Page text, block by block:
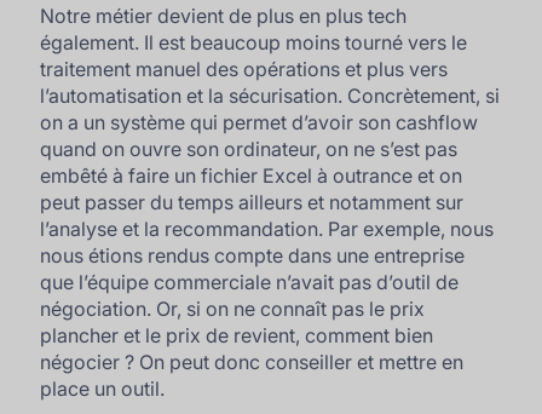
Notre métier devient de plus en plus tech
également. Il est beaucoup moins tourné vers le
traitement manuel des opérations et plus vers
l’automatisation et la sécurisation. Concrètement, si
on a un système qui permet d’avoir son cashflow
quand on ouvre son ordinateur, on ne s’est pas
embêté à faire un fichier Excel à outrance et on
peut passer du temps ailleurs et notamment sur
l’analyse et la recommandation. Par exemple, nous
nous étions rendus compte dans une entreprise
que l’équipe commerciale n’avait pas d’outil de
négociation. Or, si on ne connaît pas le prix
plancher et le prix de revient, comment bien
négocier ? On peut donc conseiller et mettre en
place un outil.